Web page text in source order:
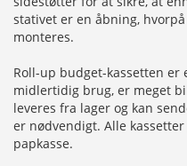
stativet er en åbning,
monteres.
Roll-up budget-kassetten
midlertidig brug, er meget
leveres fra lager og kan
er nødvendigt. Alle
papkasse.